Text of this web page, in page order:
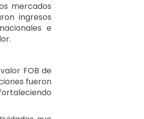
mercados
ingresos
e
FOB de
fueron